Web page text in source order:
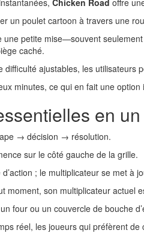
Chicken Road offre
un poulet cartoon à travers une
une petite mise—souvent
caché.
ajustables, les utilisateurs
minutes, ce qui en fait une
en
→ décision → résolution.
sur le côté gauche de la grille.
; le multiplicateur se met à
moment, son multiplicateur actuel
four ou un couvercle de bouche
réel, les joueurs qui préfèrent